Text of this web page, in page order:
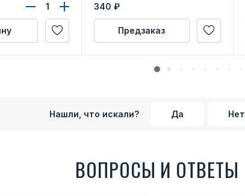
340 ₽
Предзаказ
Нашли, что искали? Да Нет
ВОПРОСЫ И ОТВЕТЫ